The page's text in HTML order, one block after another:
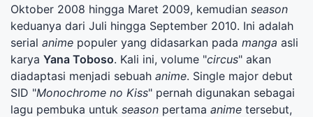
Oktober 2008 hingga Maret 2009, kemudian season
keduanya dari Juli hingga September 2010. Ini adalah
serial anime populer yang didasarkan pada manga asli
karya Yana Toboso. Kali ini, volume "circus" akan
diadaptasi menjadi sebuah anime. Single major debut
SID "Monochrome no Kiss" pernah digunakan sebagai
lagu pembuka untuk season pertama anime tersebut,